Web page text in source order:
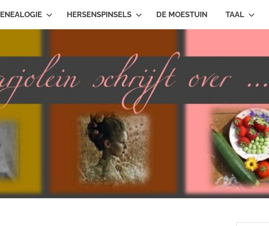
HERSENSPINSELS DE MOESTUIN TAAL